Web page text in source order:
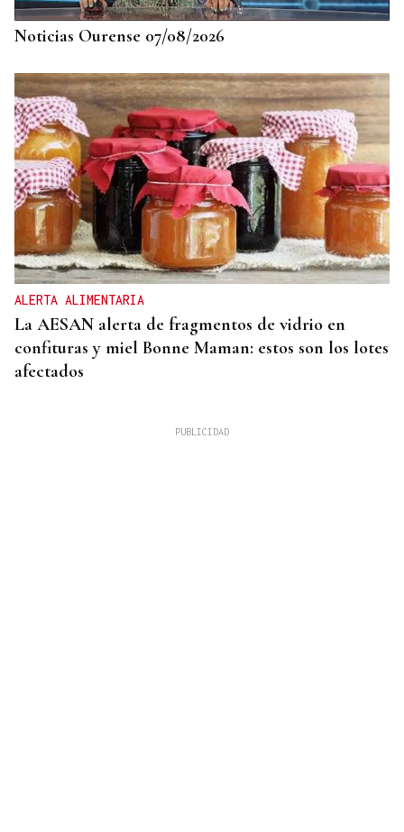
Noticias Ourense 07/08/2026
ALERTA ALIMENTARIA
La AESAN alerta de fragmentos de vidrio en
confituras y miel Bonne Maman: estos son los lotes
afectados